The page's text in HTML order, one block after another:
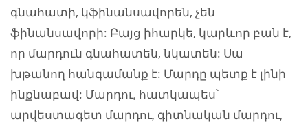
գնահատի, կֆինանսավորեն, չեն
ֆինանսավորի: Բայց իհարկե, կարևոր բան է,
որ մարդուն գնահատեն, նկատեն: Սա
խթանող հանգամանք է: Մարդը պետք է լինի
ինքնաբավ: Մարդու, հատկապես՝
արվեստագետ մարդու, գիտնական մարդու,